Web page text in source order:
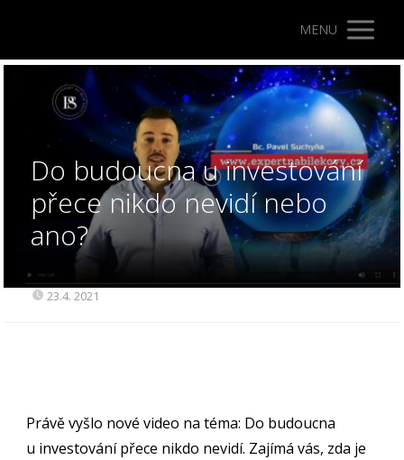
MENU
Do budoucna u investování
přece nikdo nevidí nebo
ano?
23.4. 2021
Právě vyšlo nové video na téma: Do budoucna
u investování přece nikdo nevidí. Zajímá vás, zda je